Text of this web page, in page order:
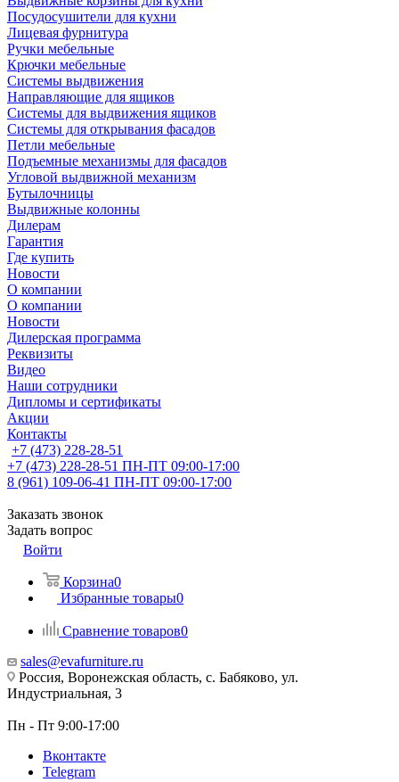
Посудосушители для кухни
Лицевая фурнитура
Ручки мебельные
Крючки мебельные
Системы выдвижения
Направляющие для ящиков
Системы для выдвижения ящиков
Системы для открывания фасадов
Петли мебельные
Подъемные механизмы для фасадов
Угловой выдвижной механизм
Бутылочницы
Выдвижные колонны
Дилерам
Гарантия
Где купить
Новости
О компании
О компании
Новости
Дилерская программа
Реквизиты
Видео
Наши сотрудники
Дипломы и сертификаты
Акции
Контакты
+7 (473) 228-28-51
+7 (473) 228-28-51 ПН-ПТ 09:00-17:00
8 (961) 109-06-41 ПН-ПТ 09:00-17:00
Заказать звонок
Задать вопрос
Войти
Корзина0
Избранные товары0
Сравнение товаров0
sales@evafurniture.ru
Россия, Воронежская область, с. Бабяково, ул.
Индустриальная, 3
Пн - Пт 9:00-17:00
Вконтакте
Telegram